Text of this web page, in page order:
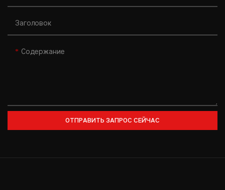
Заголовок
Содержание
ОТПРАВИТЬ ЗАПРОС СЕЙЧАС